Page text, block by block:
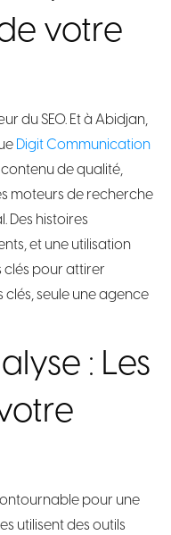
votre
du SEO. Et à Abidjan,
Digit Communication
de qualité,
moteurs de recherche
Des histoires
et une utilisation
clés pour attirer
clés, seule une agence
: Les
pour une
utilisent des outils